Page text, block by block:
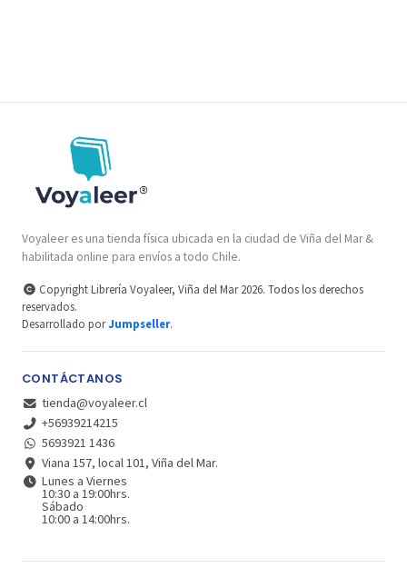
Voyaleer es una tienda física ubicada en la ciudad de Viña del Mar &
habilitada online para envíos a todo Chile.
Copyright Librería Voyaleer, Viña del Mar 2026. Todos los derechos
reservados.
Desarrollado porJumpseller.
CONTÁCTANOS
tienda@voyaleer.cl
+56939214215
5693921 1436
Viana 157, local 101, Viña del Mar.
Lunes a Viernes
10:30 a 19:00hrs.
Sábado
10:00 a 14:00hrs.